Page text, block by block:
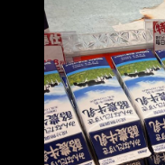
後，認定陳男
止契約合法，
其上班3天應得